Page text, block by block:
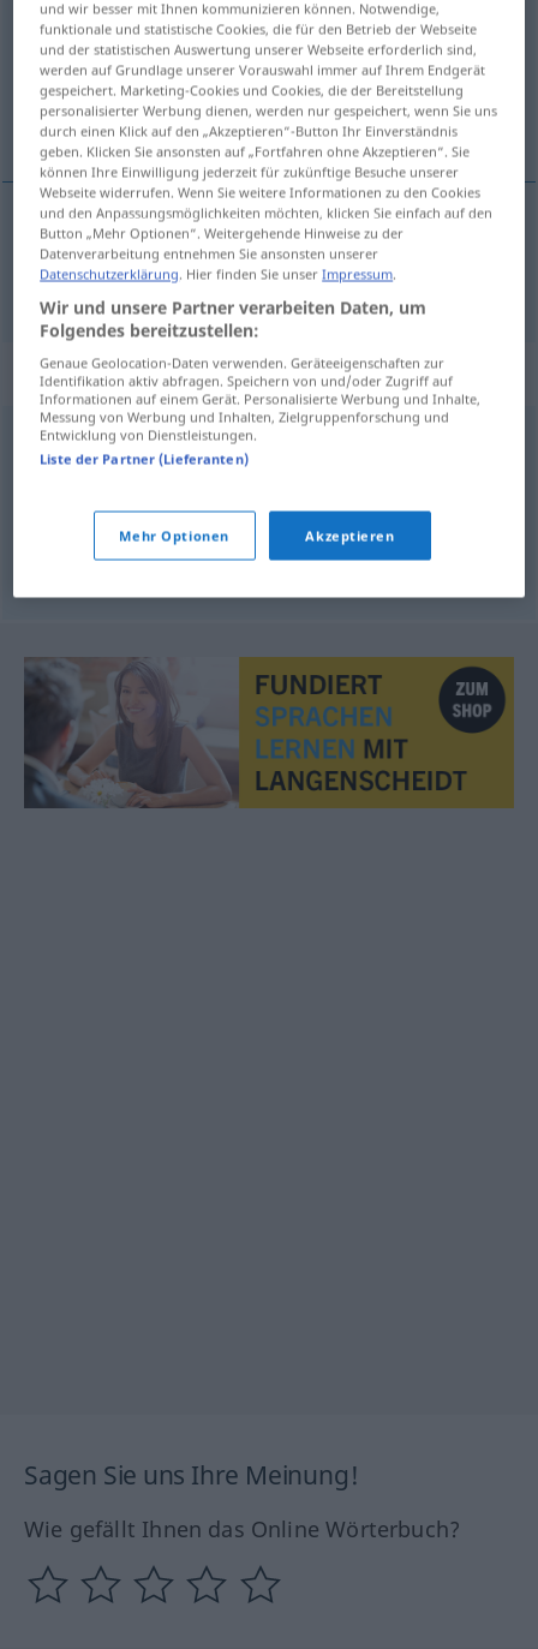
Übersicht aller Übersetzungen
(Für mehr Details die Übersetzung anklicken/antippen)
i går
går gestern
Beispielsätze für "gestern"
erstgestern
går
Sagen Sie uns Ihre Meinung!
Wie gefällt Ihnen das Online Wörterbuch?
und wir besser mit Ihnen kommunizieren können. Notwendige,
funktionale und statistische Cookies, die für den Betrieb der Webseite
und der statistischen Auswertung unserer Webseite erforderlich sind,
werden auf Grundlage unserer Vorauswahl immer auf Ihrem Endgerät
gespeichert. Marketing-Cookies und Cookies, die der Bereitstellung
personalisierter Werbung dienen, werden nur gespeichert, wenn Sie uns
durch einen Klick auf den „Akzeptieren“-Button Ihr Einverständnis
geben. Klicken Sie ansonsten auf „Fortfahren ohne Akzeptieren“. Sie
können Ihre Einwilligung jederzeit für zukünftige Besuche unserer
Webseite widerrufen. Wenn Sie weitere Informationen zu den Cookies
und den Anpassungsmöglichkeiten möchten, klicken Sie einfach auf den
Button „Mehr Optionen“. Weitergehende Hinweise zu der
Datenverarbeitung entnehmen Sie ansonsten unserer
Datenschutzerklärung. Hier finden Sie unserImpressum.
Wir und unsere Partner verarbeiten Daten, um
Folgendes bereitzustellen:
Genaue Geolocation-Daten verwenden. Geräteeigenschaften zur
Identifikation aktiv abfragen. Speichern von und/oder Zugriff auf
Informationen auf einem Gerät. Personalisierte Werbung und Inhalte,
Messung von Werbung und Inhalten, Zielgruppenforschung und
Entwicklung von Dienstleistungen.
Liste der Partner (Lieferanten)
Mehr Optionen Akzeptieren